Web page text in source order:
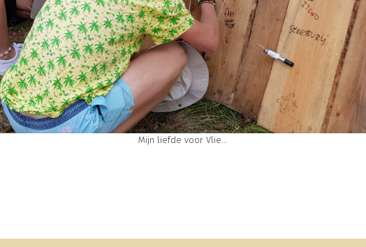
Mijn liefde voor Vlie…